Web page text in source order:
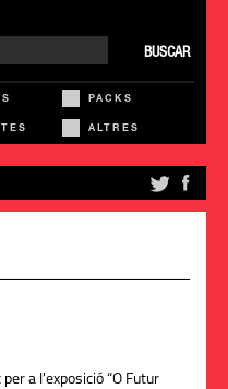
BUSCAR
PACKS
ALTRES
a l'exposició “O Futur